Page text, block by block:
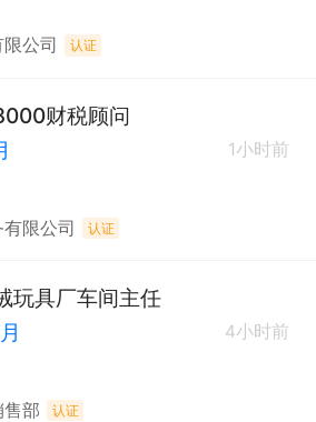
公司 认证
财税顾问
1小时前
限公司 认证
具厂车间主任
4小时前
部 认证